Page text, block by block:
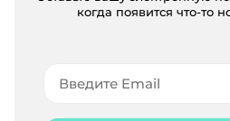
когда появится что-то